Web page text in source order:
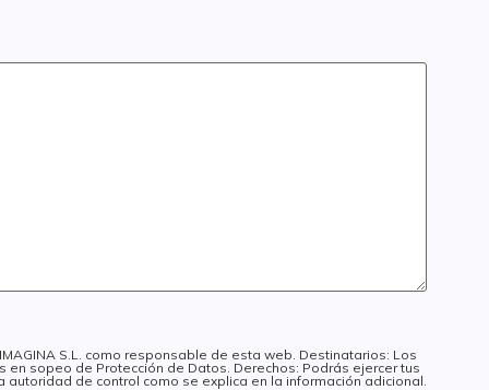
S.L. como responsable de esta web. Destinatarios: Los
sopeo de Protección de Datos. Derechos: Podrás ejercer tus
de control como se explica en la información adicional.